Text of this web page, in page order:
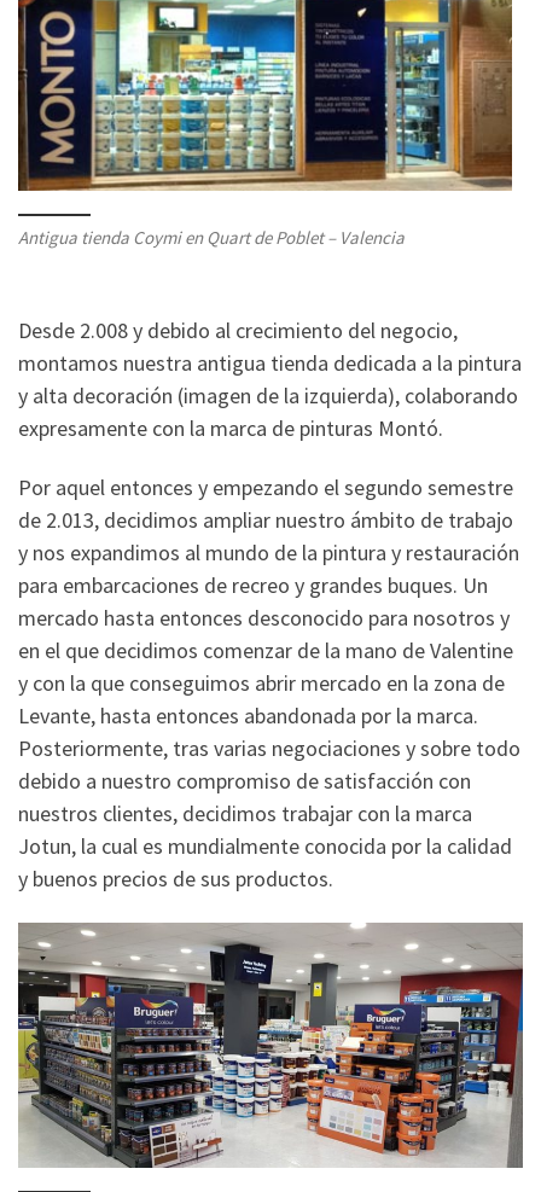
Antigua tienda Coymi en Quart de Poblet – Valencia
Desde 2.008 y debido al crecimiento del negocio,
montamos nuestra antigua tienda dedicada a la pintura
y alta decoración (imagen de la izquierda), colaborando
expresamente con la marca de pinturas Montó.
Por aquel entonces y empezando el segundo semestre
de 2.013, decidimos ampliar nuestro ámbito de trabajo
y nos expandimos al mundo de la pintura y restauración
para embarcaciones de recreo y grandes buques. Un
mercado hasta entonces desconocido para nosotros y
en el que decidimos comenzar de la mano de Valentine
y con la que conseguimos abrir mercado en la zona de
Levante, hasta entonces abandonada por la marca.
Posteriormente, tras varias negociaciones y sobre todo
debido a nuestro compromiso de satisfacción con
nuestros clientes, decidimos trabajar con la marca
Jotun, la cual es mundialmente conocida por la calidad
y buenos precios de sus productos.